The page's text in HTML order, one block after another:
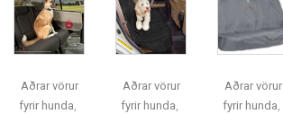
Aðrar vörur
fyrir hunda
Aðrar vörur
fyrir hunda
Aðrar vörur
fyrir hunda